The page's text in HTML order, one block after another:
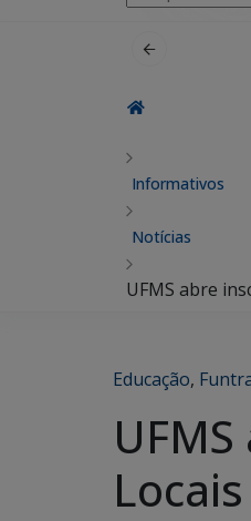
por:
Informativos
Notícias
UFMS abre
Educação,